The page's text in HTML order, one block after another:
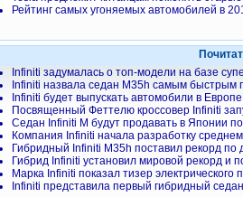
Рейтинг самых угоняемых автомобилей в
Infiniti задумалась о топ-модели на базе
Infiniti назвала седан M35h самым быстрым
Infiniti будет выпускать автомобили в
Посвященный Феттелю кроссовер Infiniti
Седан Infiniti M будут продавать в Японии
Компания Infiniti начала разработку
Гибридный Infiniti M35h поставил рекорд по
Гибрид Infiniti установил мировой рекорд и
Марка Infiniti показал тизер электрического
Infiniti представила первый гибридный